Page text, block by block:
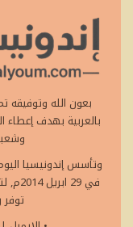
بعون الله وتوفيقه
بالعربية بهدف إعطاء
في
توفر